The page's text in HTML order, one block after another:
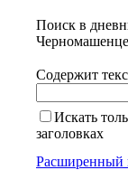
Поиск в
Содержит
Искать
заголовках
Расширенный